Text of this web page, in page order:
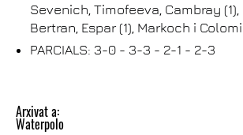
Sevenich, Timofeeva, Cambray (1),
Bertran, Espar (1), Markoch i
PARCIALS: 3-0 - 3-3 - 2-1 - 2-3
Arxivat a:
Waterpolo